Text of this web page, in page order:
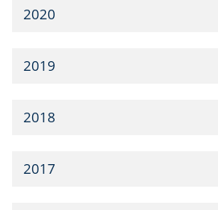
2020
2019
2018
2017